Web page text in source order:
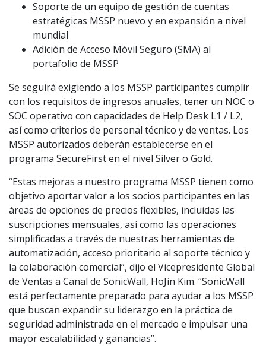
Soporte de un equipo de gestión de cuentas
estratégicas MSSP nuevo y en expansión a nivel
mundial
Adición de Acceso Móvil Seguro (SMA) al
portafolio de MSSP
Se seguirá exigiendo a los MSSP participantes cumplir
con los requisitos de ingresos anuales, tener un NOC o
SOC operativo con capacidades de Help Desk L1 / L2,
así como criterios de personal técnico y de ventas. Los
MSSP autorizados deberán establecerse en el
programa SecureFirst en el nivel Silver o Gold.
“Estas mejoras a nuestro programa MSSP tienen como
objetivo aportar valor a los socios participantes en las
áreas de opciones de precios flexibles, incluidas las
suscripciones mensuales, así como las operaciones
simplificadas a través de nuestras herramientas de
automatización, acceso prioritario al soporte técnico y
la colaboración comercial”, dijo el Vicepresidente Global
de Ventas a Canal de SonicWall, HoJin Kim. “SonicWall
está perfectamente preparado para ayudar a los MSSP
que buscan expandir su liderazgo en la práctica de
seguridad administrada en el mercado e impulsar una
mayor escalabilidad y ganancias”.